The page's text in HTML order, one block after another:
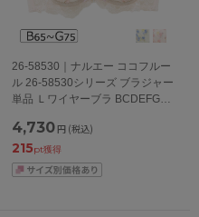
26-58530｜ナルエー ココフルー
ル 26-58530シリーズ ブラジャー
単品 Ｌワイヤーブラ BCDEFGカ
4,730 円 (税込)
215pt獲得